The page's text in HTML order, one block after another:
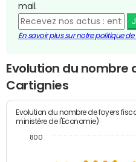
mail.
En savoir plus sur notre politique
Evolution du nombre
Cartignies
Evolution du nombre de foyers
ministère de l'Economie)
800